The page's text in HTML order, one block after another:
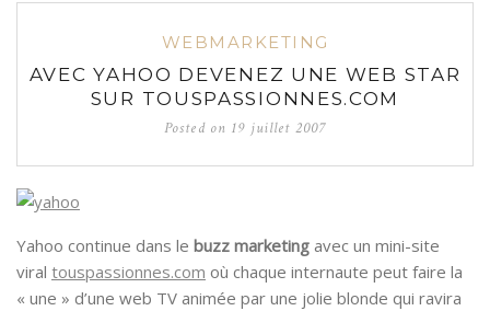
WEBMARKETING
AVEC YAHOO DEVENEZ UNE WEB STAR
SUR TOUSPASSIONNES.COM
Posted on 19 juillet 2007
Yahoo continue dans le buzz marketing avec un mini-site
viral touspassionnes.com où chaque internaute peut faire la
« une » d’une web TV animée par une jolie blonde qui ravira